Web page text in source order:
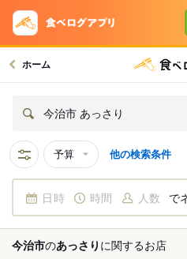
ホーム
今治市 あっさり
予算 他の検索条件
日時 時間 人数 で
今治市のあっさり に関するお店